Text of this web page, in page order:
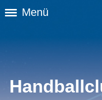
Menü